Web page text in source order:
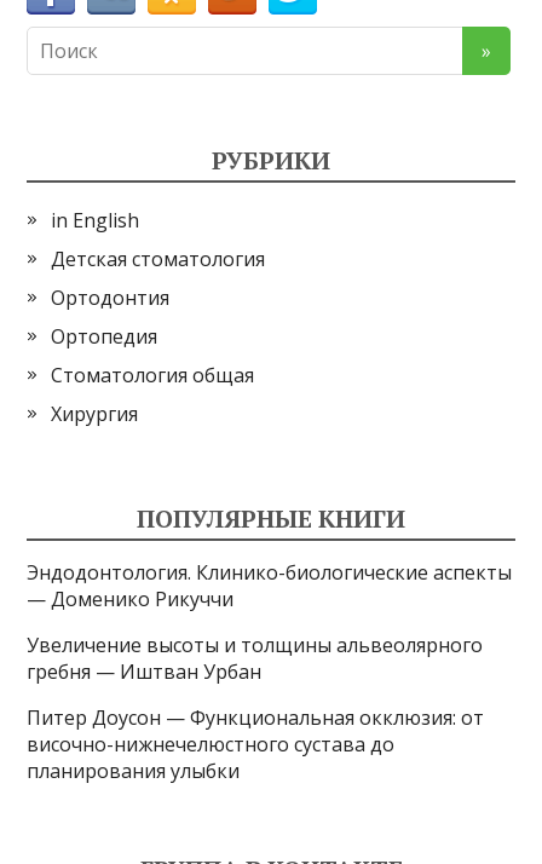
РУБРИКИ
in English
Детская стоматология
Ортодонтия
Ортопедия
Стоматология общая
Хирургия
ПОПУЛЯРНЫЕ КНИГИ
Эндодонтология. Клинико-биологические аспекты
— Доменико Рикуччи
Увеличение высоты и толщины альвеолярного
гребня — Иштван Урбан
Питер Доусон — Функциональная окклюзия: от
височно-нижнечелюстного сустава до
планирования улыбки